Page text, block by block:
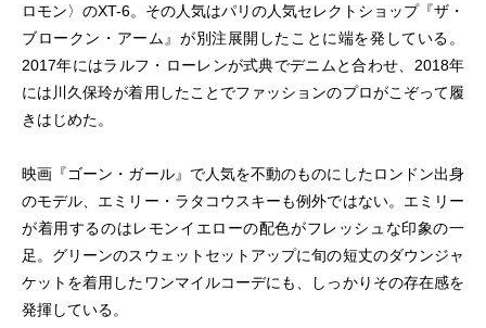
ロモン〉のXT-6。その人気はパリの人気セレクトショップ『ザ・
ブロークン・アーム』が別注展開したことに端を発している。
2017年にはラルフ・ローレンが式典でデニムと合わせ、2018年
には川久保玲が着用したことでファッションのプロがこぞって履
きはじめた。
映画『ゴーン・ガール』で人気を不動のものにしたロンドン出身
のモデル、エミリー・ラタコウスキーも例外ではない。エミリー
が着用するのはレモンイエローの配色がフレッシュな印象の一
足。グリーンのスウェットセットアップに旬の短丈のダウンジャ
ケットを着用したワンマイルコーデにも、しっかりその存在感を
発揮している。